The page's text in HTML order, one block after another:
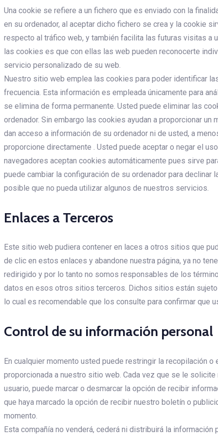
Una cookie se refiere a un fichero que es enviado con la
en su ordenador, al aceptar dicho fichero se crea y la cookie
respecto al tráfico web, y también facilita las futuras visitas a
las cookies es que con ellas las web pueden reconocerte
servicio personalizado de su web.
Nuestro sitio web emplea las cookies para poder identificar
frecuencia. Esta información es empleada únicamente para
se elimina de forma permanente. Usted puede eliminar las
ordenador. Sin embargo las cookies ayudan a proporcionar
dan acceso a información de su ordenador ni de usted, a
proporcione directamente . Usted puede aceptar o negar el
navegadores aceptan cookies automáticamente pues sirve
puede cambiar la configuración de su ordenador para declinar
posible que no pueda utilizar algunos de nuestros servicios.
Enlaces a Terceros
Este sitio web pudiera contener en laces a otros sitios que
de clic en estos enlaces y abandone nuestra página, ya no
redirigido y por lo tanto no somos responsables de los
datos en esos otros sitios terceros. Dichos sitios están
lo cual es recomendable que los consulte para confirmar que
Control de su información personal
En cualquier momento usted puede restringir la recopilación
proporcionada a nuestro sitio web. Cada vez que se le
usuario, puede marcar o desmarcar la opción de recibir
que haya marcado la opción de recibir nuestro boletín o
momento.
Esta compañía no venderá, cederá ni distribuirá la